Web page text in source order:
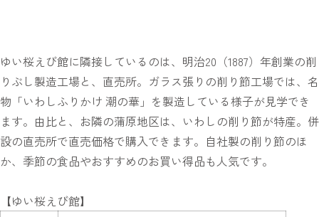
ゆい桜えび館に隣接しているのは、明治20（1887）年創業の削
りぶし製造工場と、直売所。ガラス張りの削り節工場では、名
物「いわしふりかけ 潮の華」を製造している様子が見学でき
ます。由比と、お隣の蒲原地区は、いわしの削り節が特産。併
設の直売所で直売価格で購入できます。自社製の削り節のほ
か、季節の食品やおすすめのお買い得品も人気です。
【ゆい桜えび館】